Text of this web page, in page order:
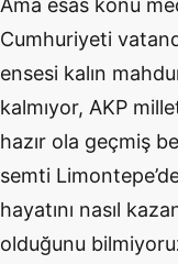
Ama esas konu
Cumhuriyeti
ensesi kalın
kalmıyor, AKP
hazır ola geçmiş
semti
hayatını nasıl
olduğunu